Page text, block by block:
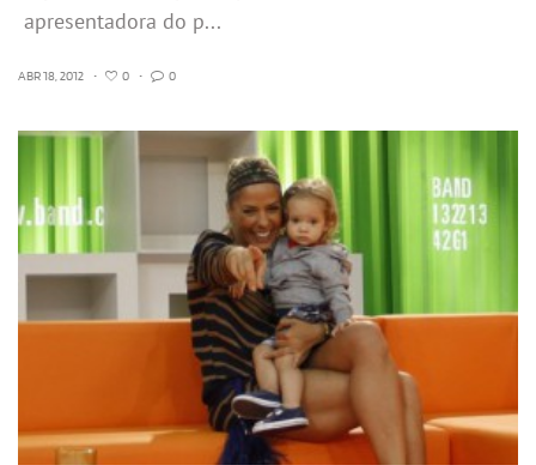
apresentadora do p...
ABR 18, 2012 • 0 • 0